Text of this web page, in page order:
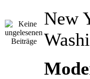
New